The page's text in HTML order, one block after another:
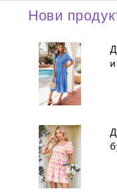
Нови